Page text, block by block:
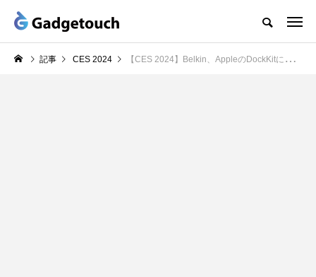
記事 CES 2024 【CES 2024】Belkin、AppleのDockKitに対応し自動追尾するiPhoneスタンド「Belkin Auto-Tracking Stand Pro with DockKit」を発表